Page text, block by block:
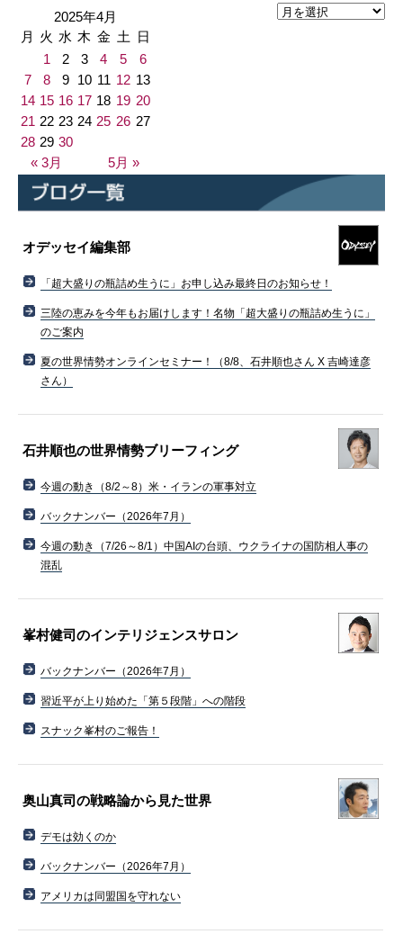
2025年4月
月 火 水 木 金 土 日
« 3月 5月 »
1 2 3 4 5
6
7
8 9 10 11 12 13
14 15 16 17 18 19 20
21 22 23 24 25 26 27
28 29 30
オデッセイ編集部
「超大盛りの瓶詰め生うに」お申し込み最終日のお知らせ！
三陸の恵みを今年もお届けします！名物「超大盛りの瓶詰め生うに」
のご案内
夏の世界情勢オンラインセミナー！（8/8、石井順也さん X 吉崎達彦
さん）
石井順也の世界情勢ブリーフィング
今週の動き（8/2～8）米・イランの軍事対立
バックナンバー（2026年7月）
今週の動き（7/26～8/1）中国AIの台頭、ウクライナの国防相人事の
混乱
峯村健司のインテリジェンスサロン
バックナンバー（2026年7月）
習近平が上り始めた「第５段階」への階段
スナック峯村のご報告！
奥山真司の戦略論から見た世界
デモは効くのか
バックナンバー（2026年7月）
アメリカは同盟国を守れない